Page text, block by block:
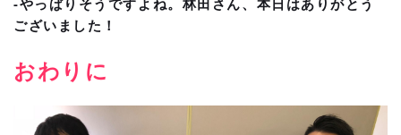
ございました！
おわりに